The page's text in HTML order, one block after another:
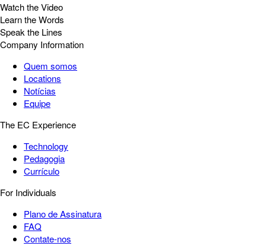
Watch the Video
Learn the Words
Speak the Lines
Company Information
Quem somos
Locations
Notícias
Equipe
The EC Experience
Technology
Pedagogia
Currículo
For Individuals
Plano de Assinatura
FAQ
Contate-nos